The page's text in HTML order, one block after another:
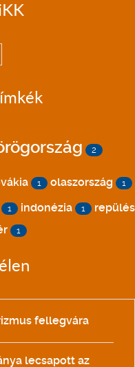
2
1 olaszország 1
1 indonézia 1 repülés
1
fellegvára
lecsapott az